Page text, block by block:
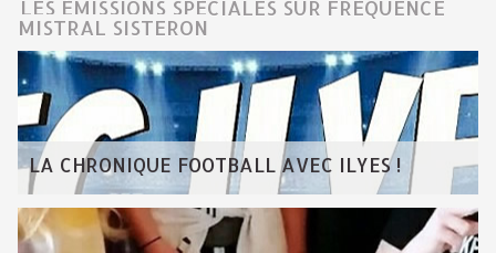
LES ÉMISSIONS SPÉCIALES SUR FRÉQUENCE
MISTRAL SISTERON
LA CHRONIQUE FOOTBALL AVEC ILYES !